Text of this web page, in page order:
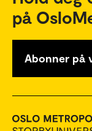
på
Abonner på